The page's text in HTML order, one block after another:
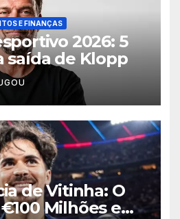
E FINANÇAS
2026: 5
saída de Klopp
de Vitinha: O
Milhões em